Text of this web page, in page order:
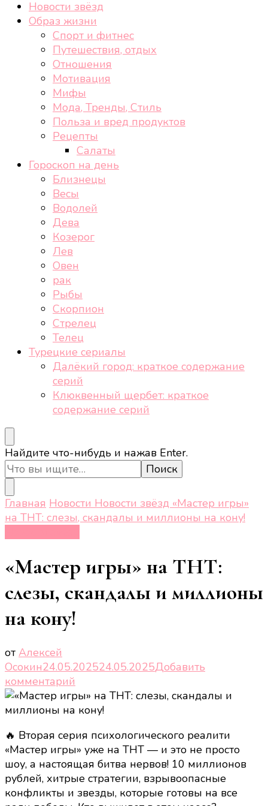
Новости звёзд
Образ жизни
Спорт и фитнес
Путешествия, отдых
Отношения
Мотивация
Мифы
Мода, Тренды, Стиль
Польза и вред продуктов
Рецепты
Салаты
Гороскоп на день
Близнецы
Весы
Водолей
Дева
Козерог
Лев
Овен
рак
Рыбы
Скорпион
Стрелец
Телец
Турецкие сериалы
Далёкий город: краткое содержание
серий
Клюквенный щербет: краткое
содержание серий
Ищите
что-
то?
Найдите что-нибудь и нажав Enter.
Главная Новости Новости звёзд «Мастер игры»
на ТНТ: слезы, скандалы и миллионы на кону!
«Мастер игры» на ТНТ:
слезы, скандалы и миллионы
на кону!
от Алексей
Осокин24.05.202524.05.2025Добавить
комментарий
записи
«Мастер
на
ТНТ:
слезы,
скандалы
и
🔥 Вторая серия психологического реалити
«Мастер игры» уже на ТНТ — и это не просто
шоу, а настоящая битва нервов! 10 миллионов
рублей, хитрые стратегии, взрывоопасные
конфликты и звезды, которые готовы на все